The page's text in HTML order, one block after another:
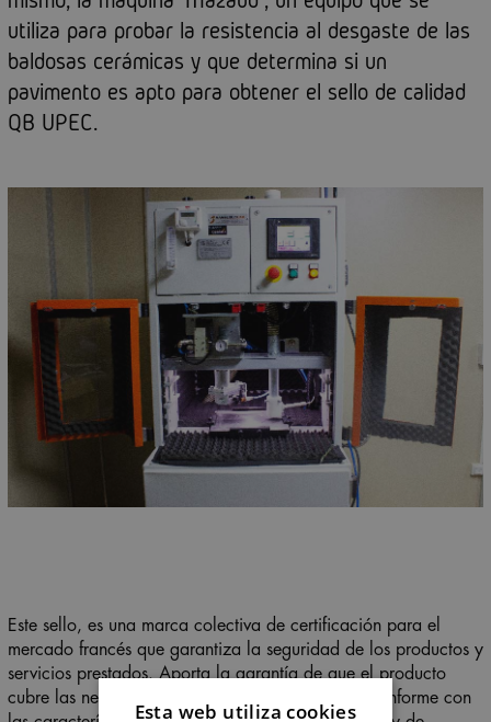
utiliza para probar la resistencia al desgaste de las
baldosas cerámicas y que determina si un
pavimento es apto para obtener el sello de calidad
QB UPEC.
Este sello, es una marca colectiva de certificación para el
mercado francés que garantiza la seguridad de los productos y
servicios prestados. Aporta la garantía de que el producto
cubre las necesidades del mercado y de que es conforme con
Esta web utiliza cookies